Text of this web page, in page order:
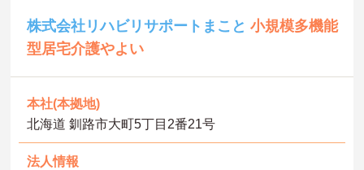
株式会社リハビリサポートまこと小規模多機能
型居宅介護やよい
本社(本拠地)
北海道 釧路市大町5丁目2番21号
法人情報